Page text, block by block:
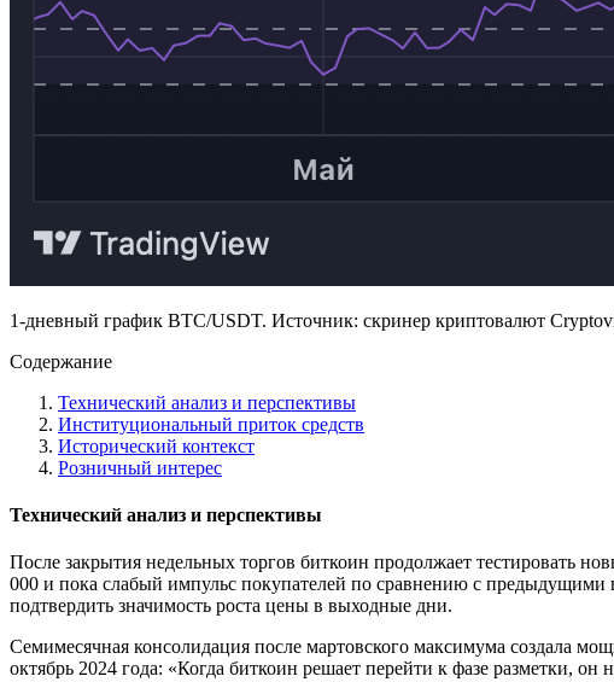
1-дневный график BTC/USDT. Источник: скринер криптовалют
Содержание
Технический анализ и перспективы
Институциональный приток средств
Исторический контекст
Розничный интерес
Технический анализ и перспективы
После закрытия недельных торгов биткоин продолжает тестировать
000 и пока слабый импульс покупателей по сравнению с
подтвердить значимость роста цены в выходные дни.
Семимесячная консолидация после мартовского максимума создала
октябрь 2024 года: «Когда биткоин решает перейти к фазе разметки,